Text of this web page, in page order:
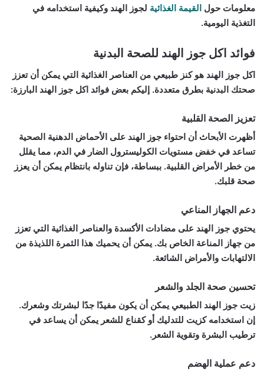
معلومات حول القيمة الغذائية لجوز الهند وكيفية استخدامه في
التغذية اليومية.
فوائد اكل جوز الهند للصحة البدنية
اكل جوز الهند هو كنز طبيعي من العناصر الغذائية التي يمكن أن تعزز
صحتك البدنية بطرق متعددة. إليكم بعض فوائد اكل جوز الهند البارزة:
تعزيز الصحة القلبية
أظهرت الأبحاث أن احتواء جوز الهند على الأحماض الدهنية الصحية
تساعد في خفض مستويات الكوليسترول الضار في الدم، مما يقلل
من خطر الأمراض القلبية. ببساطة، فإن تناوله بانتظام يمكن أن يعزز
صحة قلبك.
دعم الجهاز المناعي
يحتوي جوز الهند على مضادات الأكسدة والعناصر الغذائية التي تعزز
من جهاز المناعة الخاص بك. يمكن أن يحميك هذا الثمرة اللذيذة من
الالتهابات والأمراض الشائعة.
تحسين صحة الجلد والشعر
زيت جوز الهند الطبيعي يمكن أن يكون مفيدًا جدًا لبشرتك وشعرك.
إن استخدامه كزيت للتدليك أو كقناع للشعر يمكن أن يساعد في
ترطيب البشرة وتقوية الشعر.
دعم عملية الهضم